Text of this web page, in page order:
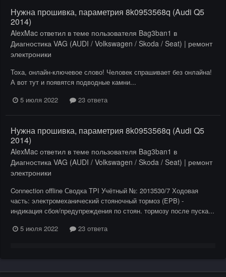
Нужна прошивка, параметрия 8k0953568q (Audi Q5
2014)
AlexMac ответил в теме пользователя Bag3ban1 в
Диагностика VAG (AUDI / Volkswagen / Skoda / Seat) | ремонт
электроники
Тоха, онлайн-ключевое слово! Человек спрашивает без онлайна!
А вот тут и появятся подводные камни...
5 июля 2022
23 ответа
Нужна прошивка, параметрия 8k0953568q (Audi Q5
2014)
AlexMac ответил в теме пользователя Bag3ban1 в
Диагностика VAG (AUDI / Volkswagen / Skoda / Seat) | ремонт
электроники
Connection offline Сводка TPI Учётный №: 2013530/7 Ходовая
часть: электромеханический стояночный тормоз (EPB) -
индикация сбоя/предупреждения по стоян. тормозу после пуска...
5 июля 2022
23 ответа